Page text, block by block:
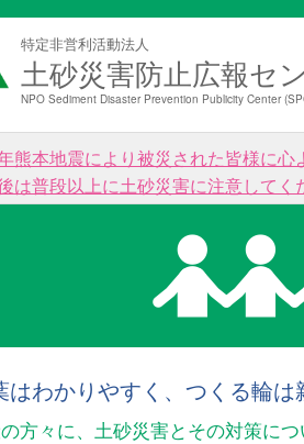
特定非営利活動法人
土砂災害防止広報セ
NPO Sediment Disaster Prevention Publicity Center
熊本地震により被災された皆様に心
は普段以上に土砂災害に注意して
はわかりやすく、つくる輪は
方々に、土砂災害とその対策に